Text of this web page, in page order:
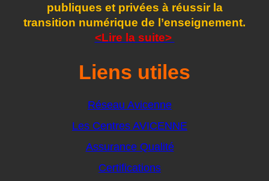
publiques et privées à réussir la
transition numérique de l’enseignement.
<Lire la suite>
Liens utiles
Réseau Avicenne
Les Centres AVICENNE
Assurance Qualité
Certifications